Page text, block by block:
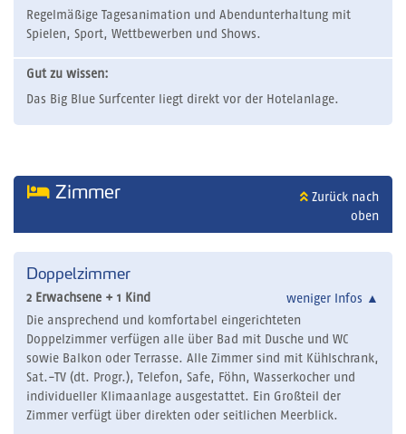
Regelmäßige Tagesanimation und Abendunterhaltung mit
Spielen, Sport, Wettbewerben und Shows.
Gut zu wissen:
Das Big Blue Surfcenter liegt direkt vor der Hotelanlage.
Zimmer
Zurück nach
oben
Doppelzimmer
2 Erwachsene + 1 Kind weniger Infos ▲
Die ansprechend und komfortabel eingerichteten
Doppelzimmer verfügen alle über Bad mit Dusche und WC
sowie Balkon oder Terrasse. Alle Zimmer sind mit Kühlschrank,
Sat.-TV (dt. Progr.), Telefon, Safe, Föhn, Wasserkocher und
individueller Klimaanlage ausgestattet. Ein Großteil der
Zimmer verfügt über direkten oder seitlichen Meerblick.